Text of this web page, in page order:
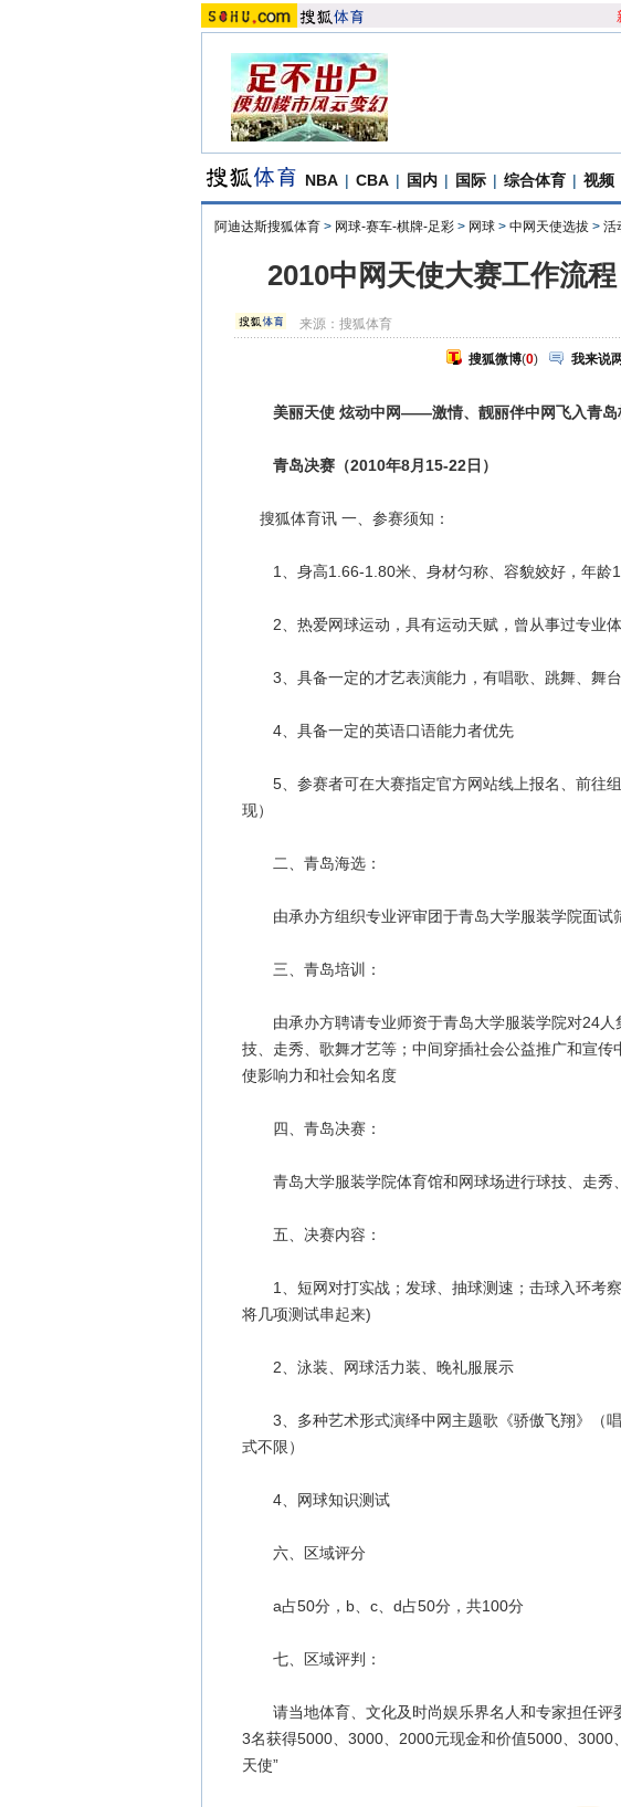
NBA | CBA | 国内 | 国际 | 综合体育 | 视频
阿迪达斯搜狐体育 > 网球-赛车-棋牌-足彩 > 网球 > 中网天使选拔 > 活
2010中网天使大赛工作流
来源：搜狐体育
搜狐微博(0) 我来说
美丽天使 炫动中网——激情、靓丽伴中网飞入青岛
青岛决赛（2010年8月15-22日）
搜狐体育讯 一、参赛须知：
1、身高1.66-1.80米、身材匀称、容貌姣好，年龄
2、热爱网球运动，具有运动天赋，曾从事过专业
3、具备一定的才艺表演能力，有唱歌、跳舞、舞
4、具备一定的英语口语能力者优先
5、参赛者可在大赛指定官方网站线上报名、前往组
现）
二、青岛海选：
由承办方组织专业评审团于青岛大学服装学院面试
三、青岛培训：
由承办方聘请专业师资于青岛大学服装学院对24人
技、走秀、歌舞才艺等；中间穿插社会公益推广和宣
使影响力和社会知名度
四、青岛决赛：
青岛大学服装学院体育馆和网球场进行球技、走秀
五、决赛内容：
1、短网对打实战；发球、抽球测速；击球入环考
将几项测试串起来)
2、泳装、网球活力装、晚礼服展示
3、多种艺术形式演绎中网主题歌《骄傲飞翔》（
式不限）
4、网球知识测试
六、区域评分
a占50分，b、c、d占50分，共100分
七、区域评判：
请当地体育、文化及时尚娱乐界名人和专家担任评
3名获得5000、3000、2000元现金和价值5000、3000
天使”